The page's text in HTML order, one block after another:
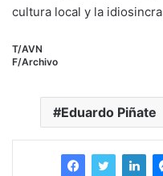
cultura local y la
T/AVN
F/Archivo
Eduardo Piñate